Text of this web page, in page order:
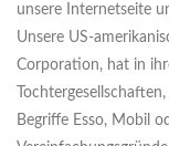
unsere Internetseite
Unsere US-
Corporation, hat in
Begriffe Esso, Mobil